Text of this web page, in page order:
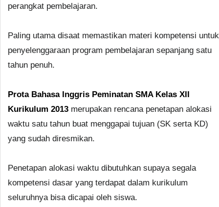
perangkat pembelajaran.
Paling utama disaat memastikan materi kompetensi untuk
penyelenggaraan program pembelajaran sepanjang satu
tahun penuh.
Prota Bahasa Inggris Peminatan SMA Kelas XII
Kurikulum 2013 merupakan rencana penetapan alokasi
waktu satu tahun buat menggapai tujuan (SK serta KD)
yang sudah diresmikan.
Penetapan alokasi waktu dibutuhkan supaya segala
kompetensi dasar yang terdapat dalam kurikulum
seluruhnya bisa dicapai oleh siswa.